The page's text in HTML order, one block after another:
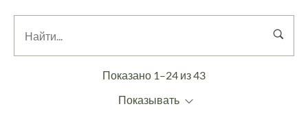
Показано 1–24 из 43
Показывать